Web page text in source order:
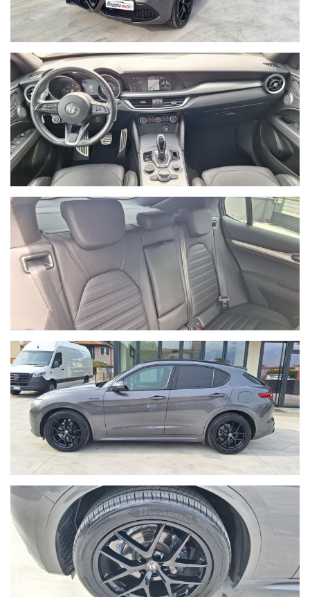
POSSIBILITA' DI FINANZIAMENTI PERSONALIZZATI
PER INFORMAZIONI:
Devis Baggio
cell. 335/5452027
BAGGIO AUTO SRL
Viale Monte Grappa 20/D
36028 Rossano Veneto (VI) Italia
Tel. +39 0424/848192
Email: info@baggioauto.it
Sito internet: www.baggioauto.it